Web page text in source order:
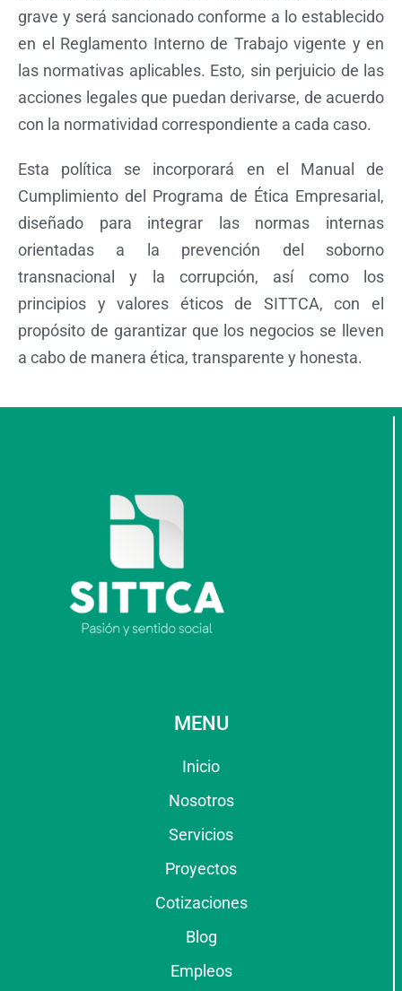
grave y será sancionado conforme a lo establecido
en el Reglamento Interno de Trabajo vigente y en
las normativas aplicables. Esto, sin perjuicio de las
acciones legales que puedan derivarse, de acuerdo
con la normatividad correspondiente a cada caso.
Esta política se incorporará en el Manual de
Cumplimiento del Programa de Ética Empresarial,
diseñado para integrar las normas internas
orientadas a la prevención del soborno
transnacional y la corrupción, así como los
principios y valores éticos de SITTCA, con el
propósito de garantizar que los negocios se lleven
a cabo de manera ética, transparente y honesta.
MENU
Inicio
Nosotros
Servicios
Proyectos
Cotizaciones
Blog
Empleos